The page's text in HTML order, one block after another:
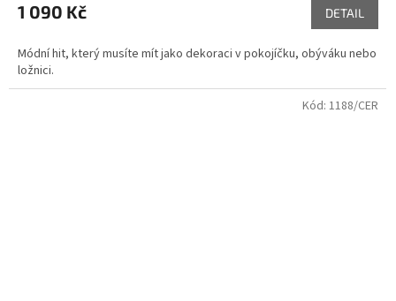
1 090 Kč DETAIL
Módní hit, který musíte mít jako dekoraci v pokojíčku, obýváku nebo
ložnici.
Kód: 1188/CER